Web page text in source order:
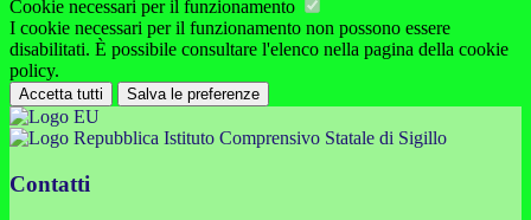
Cookie necessari per il funzionamento
I cookie necessari per il funzionamento non possono essere
disabilitati. È possibile consultare l'elenco nella pagina della cookie
policy.
Accetta tutti Salva le preferenze
Istituto Comprensivo Statale di Sigillo
Contatti